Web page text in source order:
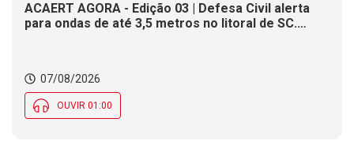
ACAERT AGORA - Edição 03 | Defesa Civil alerta
para ondas de até 3,5 metros no litoral de SC.
07/08/2026
OUVIR 01:00